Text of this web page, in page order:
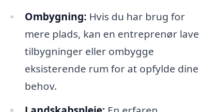
Ombygning: Hvis du har brug for
mere plads, kan en entreprenør lave
tilbygninger eller ombygge
eksisterende rum for at opfylde dine
behov.